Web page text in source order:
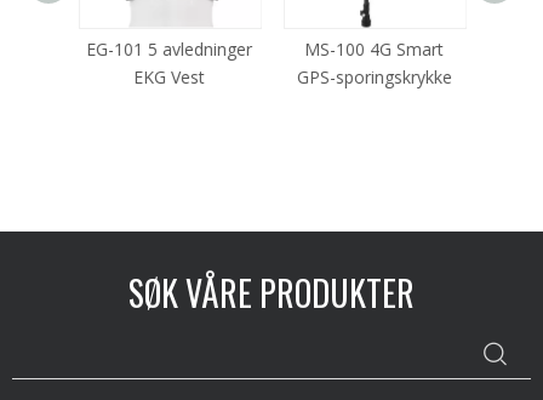
EG-101 5 avledninger
EKG Vest
MS-100 4G Smart
GPS-sporingskrykke
SØK VÅRE PRODUKTER